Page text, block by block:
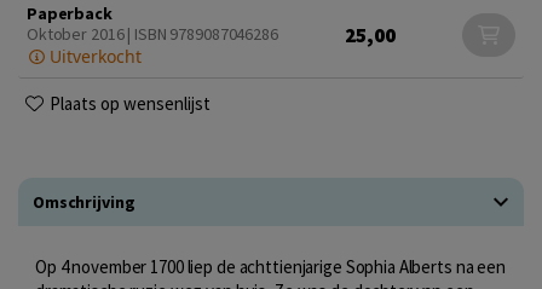
Paperback
Oktober 2016 | ISBN 9789087046286
Uitverkocht
25,00
Plaats op wensenlijst
Omschrijving
Op 4 november 1700 liep de achttienjarige Sophia Alberts na een